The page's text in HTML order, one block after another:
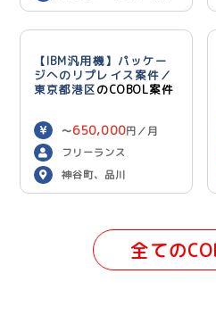
本橋（リモート併用）
【IBM汎用機】パッケー
ジへのリプレイス案件／
東京都港区のCOBOL案件
〜650,000円／月
フリーランス
神谷町、品川
全ての